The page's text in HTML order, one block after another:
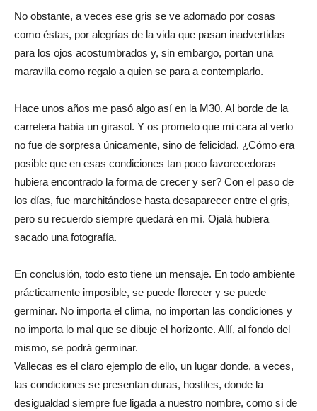
No obstante, a veces ese gris se ve adornado por cosas
como éstas, por alegrías de la vida que pasan inadvertidas
para los ojos acostumbrados y, sin embargo, portan una
maravilla como regalo a quien se para a contemplarlo.
Hace unos años me pasó algo así en la M30. Al borde de la
carretera había un girasol. Y os prometo que mi cara al verlo
no fue de sorpresa únicamente, sino de felicidad. ¿Cómo era
posible que en esas condiciones tan poco favorecedoras
hubiera encontrado la forma de crecer y ser? Con el paso de
los días, fue marchitándose hasta desaparecer entre el gris,
pero su recuerdo siempre quedará en mí. Ojalá hubiera
sacado una fotografía.
En conclusión, todo esto tiene un mensaje. En todo ambiente
prácticamente imposible, se puede florecer y se puede
germinar. No importa el clima, no importan las condiciones y
no importa lo mal que se dibuje el horizonte. Allí, al fondo del
mismo, se podrá germinar.
Vallecas es el claro ejemplo de ello, un lugar donde, a veces,
las condiciones se presentan duras, hostiles, donde la
desigualdad siempre fue ligada a nuestro nombre, como si de